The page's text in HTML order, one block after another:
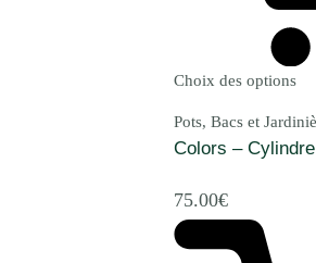
Choix des options
Pots, Bacs et
Colors –
75.00€